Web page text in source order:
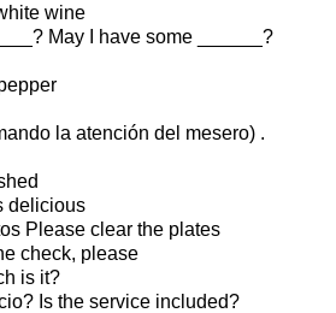
wine
May I have some ______?
la atención del mesero) .
delicious
Please clear the plates
check, please
is it?
Is the service included?